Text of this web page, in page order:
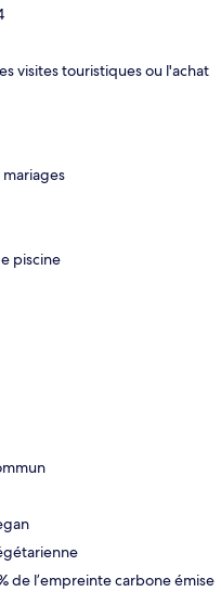
visites touristiques ou l'achat
piscine
de l’empreinte carbone émise